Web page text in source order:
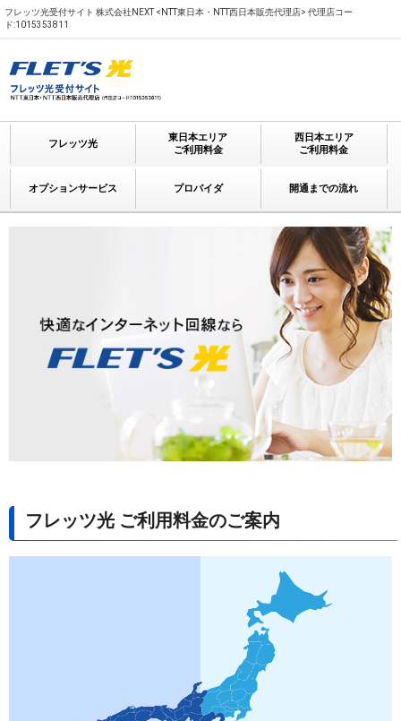
フレッツ光受付サイト 株式会社NEXT <NTT東日本・NTT西日本販売代理店> 代理店コー
ド:1015353811
フレッツ光
東日本エリア
ご利用料金
西日本エリア
ご利用料金
オプションサービス プロバイダ 開通までの流れ
フレッツ光 ご利用料金のご案内